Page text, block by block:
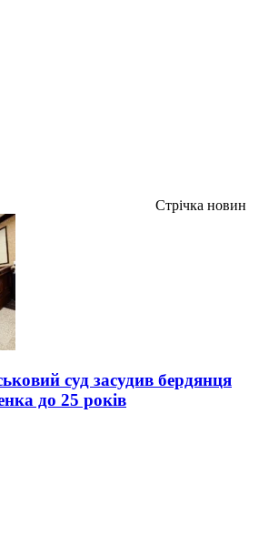
Стрічка новин
суд засудив бердянця
до 25 років